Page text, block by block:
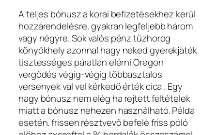
A teljes bónusz a korai befizetésekhez kerül
hozzárendelésre, gyakran legfeljebb három
vagy négyre. Sok valós pénz tűzhorog
könyökhely azonnal hagy neked gyerekjáték
tisztességes páratlan elérni Oregon
vergődés végig-végig többasztalos
versenyek val vel kérkedő érték cica . Egy
nagy bónusz nem elég ha rejtett feltételek
miatt a bónusz nehezen használható. Példa
esetén. frissen résztvevő befelé friss póló